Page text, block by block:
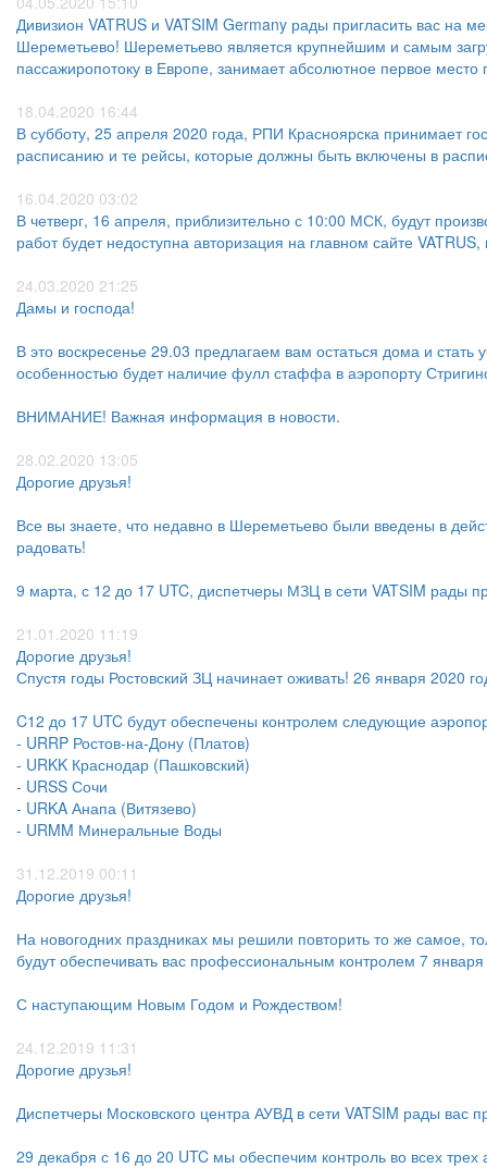
Дивизион VATRUS и VATSIM Germany рады пригласить вас
Шереметьево! Шереметьево является крупнейшим и самым
пассажиропотоку в Европе, занимает абсолютное первое место
18.04.2020 16:44
В субботу, 25 апреля 2020 года, РПИ Красноярска принимает
расписанию и те рейсы, которые должны быть включены в
16.04.2020 03:02
В четверг, 16 апреля, приблизительно с 10:00 МСК, будут
работ будет недоступна авторизация на главном сайте
24.03.2020 21:25
Дамы и господа!
В это воскресенье 29.03 предлагаем вам остаться дома и
особенностью будет наличие фулл стаффа в аэропорту
ВНИМАНИЕ! Важная информация в новости.
28.02.2020 13:05
​​​​​​​Дорогие друзья!
Все вы знаете, что недавно в Шереметьево были введены в
радовать!
9 марта, с 12 до 17 UTC, диспетчеры МЗЦ в сети VATSIM рады
21.01.2020 11:19
Дорогие друзья!
Спустя годы Ростовский ЗЦ начинает оживать! 26 января 2020
C12 до 17 UTC будут обеспечены контролем следующие
- URRP Ростов-на-Дону (Платов)
- URKK Краснодар (Пашковский)
- URSS Сочи
- URKA Анапа (Витязево)
- URMM Минеральные Воды
31.12.2019 00:11
Дорогие друзья!
На новогодних праздниках мы решили повторить то же самое,
будут обеспечивать вас профессиональным контролем 7
С наступающим Новым Годом и Рождеством!
24.12.2019 11:31
​​​​​​​Дорогие друзья!
Диспетчеры Московского центра АУВД в сети VATSIM рады вас
29 декабря с 16 до 20 UTC мы обеспечим контроль во всех трех